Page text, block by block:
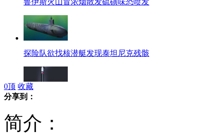
鲁伊斯火山冒浓烟散发硫磺味恐喷发
探险队欲找核潜艇发现泰坦尼克残骸
0顶 收藏
分享到：
简介：